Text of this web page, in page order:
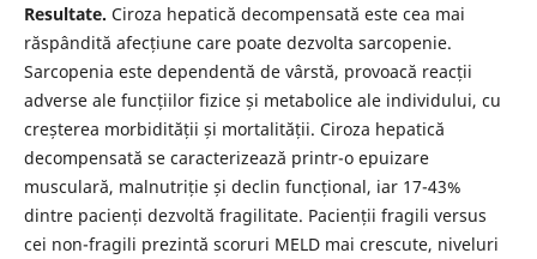
Resultate. Ciroza hepatică decompensată este cea mai
răspândită afecțiune care poate dezvolta sarcopenie.
Sarcopenia este dependentă de vârstă, provoacă reacții
adverse ale funcțiilor fizice și metabolice ale individului, cu
creșterea morbidității și mortalității. Ciroza hepatică
decompensată se caracterizează printr-o epuizare
musculară, malnutriție și declin funcțional, iar 17-43%
dintre pacienți dezvoltă fragilitate. Pacienții fragili versus
cei non-fragili prezintă scoruri MELD mai crescute, niveluri